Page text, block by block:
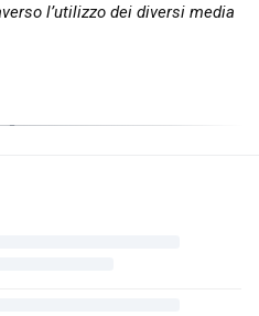
l’utilizzo dei diversi media